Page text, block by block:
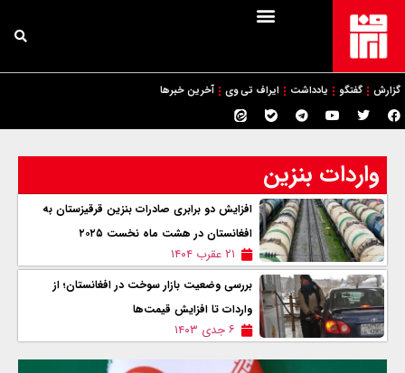
گزارش گفتگو یادداشت ایراف تی وی آخرین خبرها
واردات بنزین
افزایش دو برابری صادرات بنزین قرقیزستان به
افغانستان در هشت ماه نخست ۲۰۲۵
۲۱ عقرب ۱۴۰۴
بررسی وضعیت بازار سوخت در افغانستان؛ از
واردات تا افزایش قیمت‌ها
۶ جدی ۱۴۰۳